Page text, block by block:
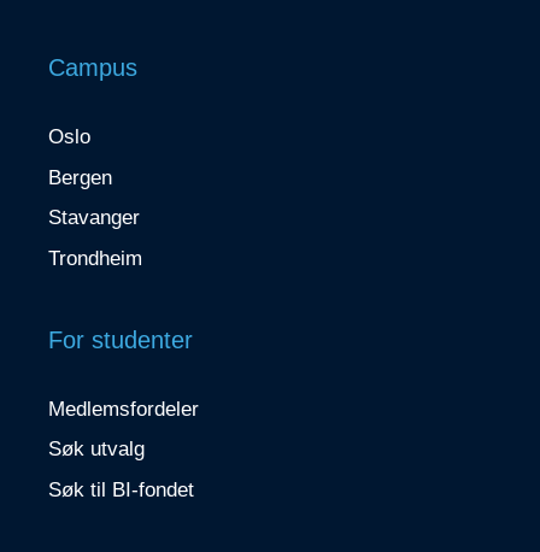
Campus
Oslo
Bergen
Stavanger
Trondheim
For studenter
Medlemsfordeler
Søk utvalg
Søk til BI-fondet